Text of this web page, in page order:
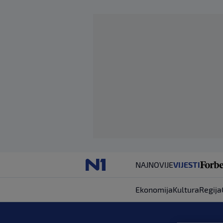
NAJNOVIJEVIJESTI
EkonomijaKulturaRegija